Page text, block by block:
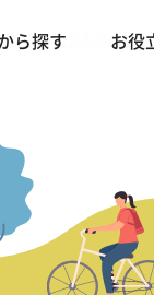
ら探す お役
TOP>営業本部長の熱